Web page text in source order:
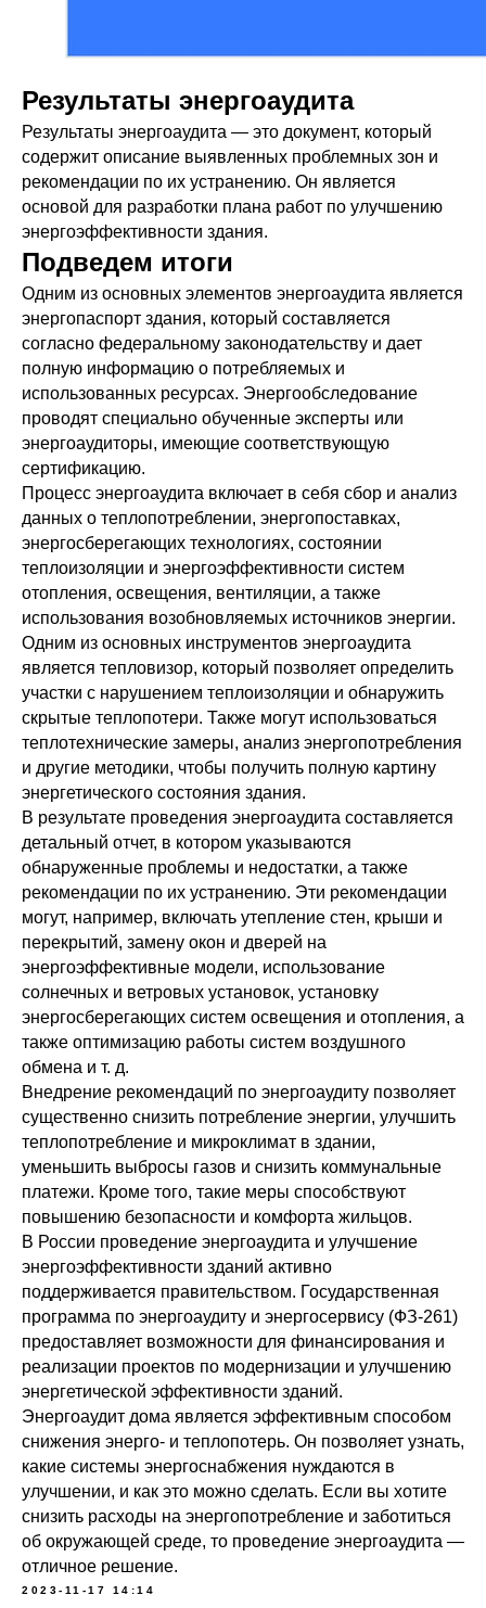
Результаты энергоаудита
Результаты энергоаудита — это документ, который
содержит описание выявленных проблемных зон и
рекомендации по их устранению. Он является
основой для разработки плана работ по улучшению
энергоэффективности здания.
Подведем итоги
Одним из основных элементов энергоаудита является
энергопаспорт здания, который составляется
согласно федеральному законодательству и дает
полную информацию о потребляемых и
использованных ресурсах. Энергообследование
проводят специально обученные эксперты или
энергоаудиторы, имеющие соответствующую
сертификацию.
Процесс энергоаудита включает в себя сбор и анализ
данных о теплопотреблении, энергопоставках,
энергосберегающих технологиях, состоянии
теплоизоляции и энергоэффективности систем
отопления, освещения, вентиляции, а также
использования возобновляемых источников энергии.
Одним из основных инструментов энергоаудита
является тепловизор, который позволяет определить
участки с нарушением теплоизоляции и обнаружить
скрытые теплопотери. Также могут использоваться
теплотехнические замеры, анализ энергопотребления
и другие методики, чтобы получить полную картину
энергетического состояния здания.
В результате проведения энергоаудита составляется
детальный отчет, в котором указываются
обнаруженные проблемы и недостатки, а также
рекомендации по их устранению. Эти рекомендации
могут, например, включать утепление стен, крыши и
перекрытий, замену окон и дверей на
энергоэффективные модели, использование
солнечных и ветровых установок, установку
энергосберегающих систем освещения и отопления, а
также оптимизацию работы систем воздушного
обмена и т. д.
Внедрение рекомендаций по энергоаудиту позволяет
существенно снизить потребление энергии, улучшить
теплопотребление и микроклимат в здании,
уменьшить выбросы газов и снизить коммунальные
платежи. Кроме того, такие меры способствуют
повышению безопасности и комфорта жильцов.
В России проведение энергоаудита и улучшение
энергоэффективности зданий активно
поддерживается правительством. Государственная
программа по энергоаудиту и энергосервису (ФЗ-261)
предоставляет возможности для финансирования и
реализации проектов по модернизации и улучшению
энергетической эффективности зданий.
Энергоаудит дома является эффективным способом
снижения энерго- и теплопотерь. Он позволяет узнать,
какие системы энергоснабжения нуждаются в
улучшении, и как это можно сделать. Если вы хотите
снизить расходы на энергопотребление и заботиться
об окружающей среде, то проведение энергоаудита —
отличное решение.
2023-11-17 14:14